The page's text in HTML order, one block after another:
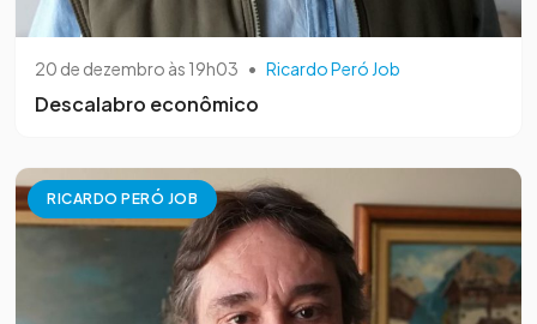
20 de dezembro às 19h03 • Ricardo Peró Job
Descalabro econômico
RICARDO PERÓ JOB